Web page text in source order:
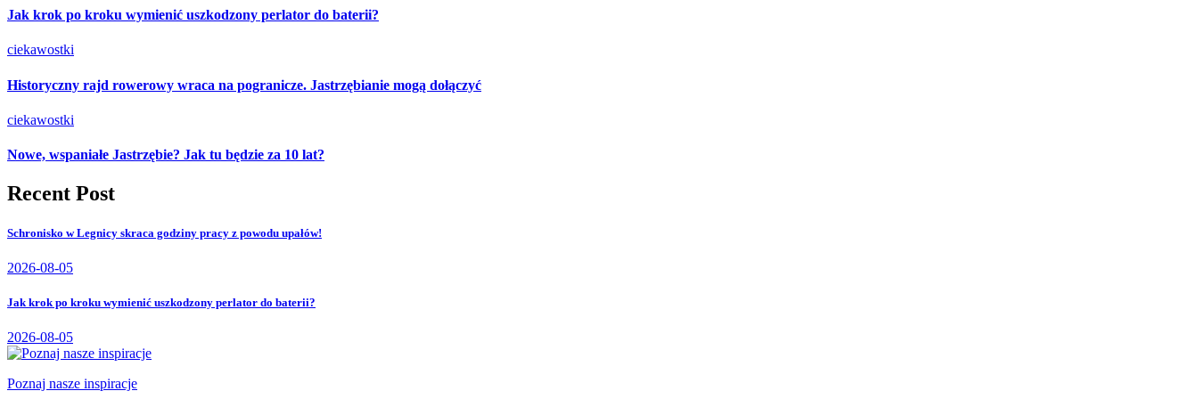
Jak krok po kroku wymienić uszkodzony perlator do baterii?
ciekawostki
Historyczny rajd rowerowy wraca na pogranicze. Jastrzębianie mogą dołączyć
ciekawostki
Nowe, wspaniałe Jastrzębie? Jak tu będzie za 10 lat?
Recent Post
Schronisko w Legnicy skraca godziny pracy z powodu upałów!
2026-08-05
Jak krok po kroku wymienić uszkodzony perlator do baterii?
2026-08-05
Poznaj nasze inspiracje